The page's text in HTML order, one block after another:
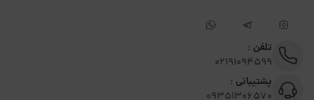
تلفن :
02191094599
پشتیبانی :
09351306570